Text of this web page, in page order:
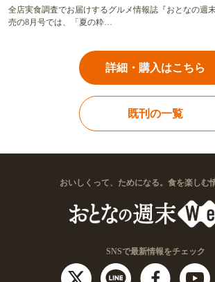
全店実食調査でお届けするグルメ情報誌『おとなの週
売の8月号では、「夏の粋…
詳細・購入はこちら
既刊の一覧
おいしくって、ためになる。食を楽しむ
SNSで最新情報をチェック